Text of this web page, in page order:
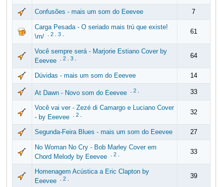
Confusões - mais um som do Eeevee
7
Carga Pesada - O seriado mais trú que existe!
\m/
2. 3. 61
Você sempre será - Marjorie Estiano Cover by
Eeevee
2. 3. 64
Dúvidas - mais um som do Eeevee 14
At Dawn - Novo som do Eeevee 2. 33
Você vai ver - Zezé di Camargo e Luciano Cover
- by Eeevee
2. 32
Segunda-Feira Blues - mais um som do Eeevee 27
No Woman No Cry - Bob Marley Cover em
Chord Melody by Eeevee
2. 33
Homenagem Acústica a Eric Clapton by
Eeevee
2. 39